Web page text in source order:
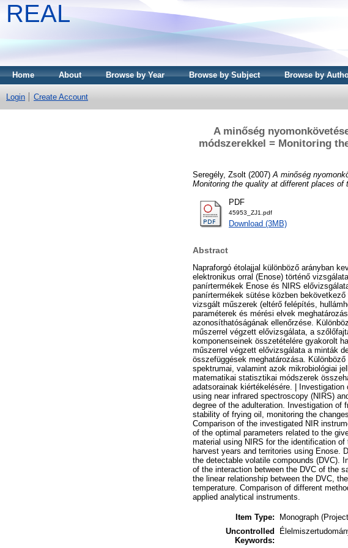
REAL
Home About Browse by Year Browse by Subject Browse by
Login Create Account
A minőség
módszerekkel = Monitoring
Seregély, Zsolt (2007) A minőség
Monitoring the quality at different places of
PDF
45953_ZJ1.pdf
Download (3MB)
Abstract
Napraforgó étolajjal különböző arányban
elektronikus orral (Enose) történő
panírtermékek Enose és NIRS
panírtermékek sütése közben
vizsgált műszerek (eltérő felépítés,
paraméterek és mérési elvek
azonosíthatóságának ellenőrzése.
műszerrel végzett elővizsgálata, a
komponenseinek összetételére gyakorolt
műszerrel végzett elővizsgálata a minták
összefüggések meghatározása.
spektrumai, valamint azok mikrobiológiai
matematikai statisztikai módszerek
adatsorainak kiértékelésére. |
using near infrared spectroscopy (NIRS)
degree of the adulteration. Investigation of
stability of frying oil, monitoring the
Comparison of the investigated NIR
of the optimal parameters related to the
material using NIRS for the identification
harvest years and territories using Enose.
the detectable volatile compounds (DVC).
of the interaction between the DVC of the
the linear relationship between the DVC,
temperature. Comparison of different
applied analytical instruments.
Item Type:
Monograph
Uncontrolled
Keywords: